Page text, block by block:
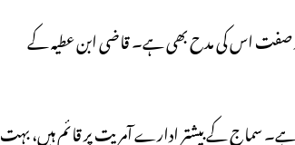
صفت اس کی مدح بھی ہے۔ قاضی ابن عطیہ کے
سماج کے بیشتر ادارے آمریت پر قائم ہیں، بہت